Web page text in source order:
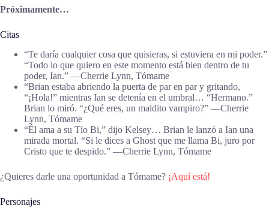
Próximamente…
Citas
“Te daría cualquier cosa que quisieras, si estuviera en mi poder.”
“Todo lo que quiero en este momento está bien dentro de tu
poder, Ian.” ―Cherrie Lynn, Tómame
“Brian estaba abriendo la puerta de par en par y gritando,
“¡Hola!” mientras Ian se detenía en el umbral… “Hermano.”
Brian lo miró. “¿Qué eres, un maldito vampiro?” ―Cherrie
Lynn, Tómame
“Él ama a su Tío Bi,” dijo Kelsey… Brian le lanzó a Ian una
mirada mortal. “Si le dices a Ghost que me llama Bi, juro por
Cristo que te despido.” ―Cherrie Lynn, Tómame
¿Quieres darle una oportunidad a Tómame? ¡Aquí está!
Personajes